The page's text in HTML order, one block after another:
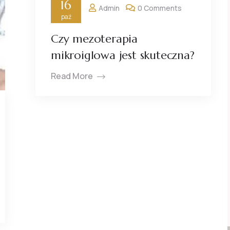
16
paź
Admin 0 Comments
Czy mezoterapia
mikroiglowa jest skuteczna?
Read More